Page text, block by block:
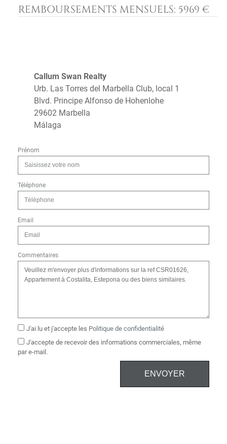
REMBOURSEMENTS MENSUELS: 5969 €
Callum Swan Realty
Urb. Las Torres del Marbella Club, local 1
Blvd. Principe Alfonso de Hohenlohe
29602 Marbella
Málaga
Prénom
Téléphone
Email
Commentaires
J'ai lu et j'accepte les Politique de confidentialité
J'accepte de recevoir des informations commerciales, même
par e-mail.
ENVOYER